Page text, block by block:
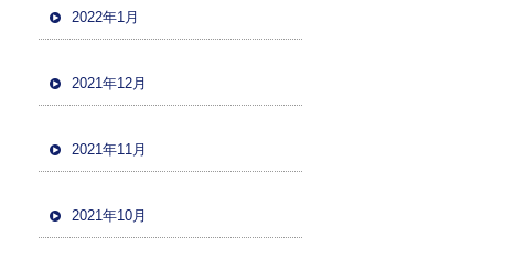
2022年1月
2021年12月
2021年11月
2021年10月